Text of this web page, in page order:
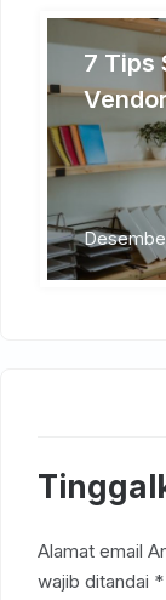
7 Tips
Alamat email
wajib ditandai *